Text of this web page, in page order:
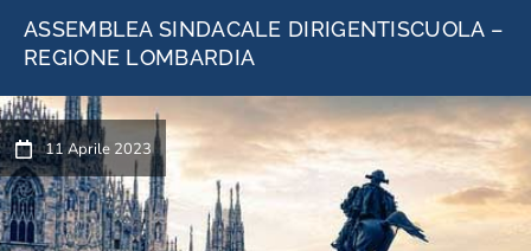
ASSEMBLEA SINDACALE DIRIGENTISCUOLA –
REGIONE LOMBARDIA
11 Aprile 2023